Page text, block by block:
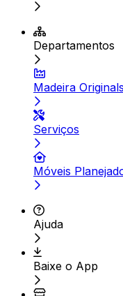
Departamentos
Madeira Originals
Serviços
Móveis
Ajuda
Baixe o App